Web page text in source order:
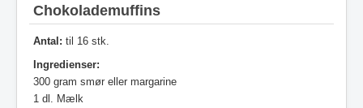
Chokolademuffins
Antal: til 16 stk.
Ingredienser:
300 gram smør eller margarine
1 dl. Mælk